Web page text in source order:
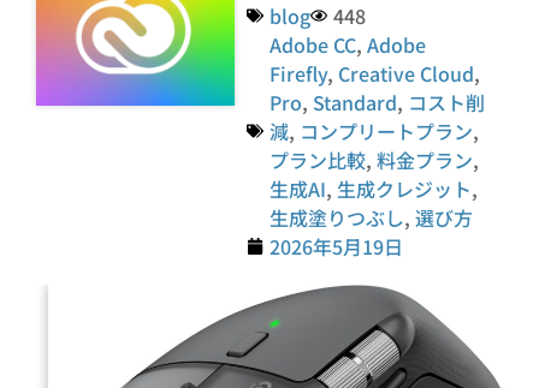
blog
448
Adobe CC,Adobe
Firefly, Creative Cloud,
Pro, Standard, コスト削
減, コンプリートプラン,
プラン比較,料金プラン,
生成AI, 生成クレジット,
生成塗りつぶし,選び方
2026年5月19日